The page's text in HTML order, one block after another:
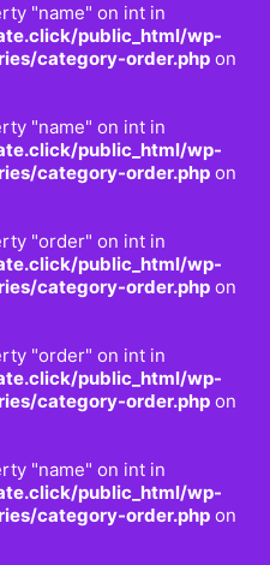
"name" on int in
public_html/wp-
category-order.php on
"name" on int in
public_html/wp-
category-order.php on
"order" on int in
public_html/wp-
category-order.php on
"order" on int in
public_html/wp-
category-order.php on
"name" on int in
public_html/wp-
category-order.php on